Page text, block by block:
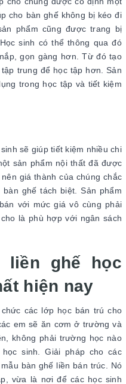
cho bàn ghế không bị kéo đi
phẩm cũng được trang bị
sinh có thể thông qua đó
gọn gàng hơn. Từ đó tạo
trung để học tập hơn. Sản
trong học tập và tiết kiệm
sẽ giúp tiết kiệm nhiều chi
sản phẩm nội thất đã được
giá thành của chúng chắc
ghế tách biệt. Sản phẩm
với mức giá vô cùng phải
là phù hợp với ngân sách
liền ghế học
hiện nay
các lớp học bán trú cho
em sẽ ăn cơm ở trường và
không phải trường học nào
sinh. Giải pháp cho các
bàn ghế liền bán trúc. Nó
vừa là nơi để các học sinh